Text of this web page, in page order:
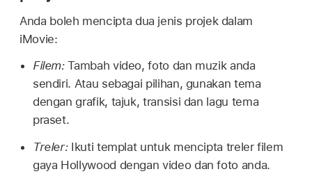
Anda boleh mencipta dua jenis projek dalam
iMovie:
Filem:Tambah video, foto dan muzik anda
sendiri. Atau sebagai pilihan, gunakan tema
dengan grafik, tajuk, transisi dan lagu tema
praset.
Treler: Ikuti templat untuk mencipta treler filem
gaya Hollywood dengan video dan foto anda.